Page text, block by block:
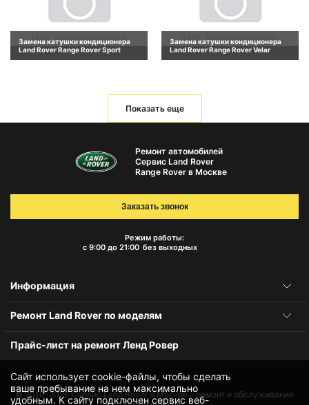
Замена катушки кондиционера
Land Rover Range Rover Sport
Замена катушки кондиционера
Land Rover Range Rover Velar
Показать еще
Сайт использует cookie-файлы, чтобы сделать
ваше пребывание на нем максимально
удобным. К cайту подключен сервис веб-
Ремонт автомобилей
Сервис Land Rover
Range Rover в Москве
Режим работы:
с 9:00 до 21:00 без выходных
Заказать звонок
Информация
Ремонт Land Rover по моделям
Прайс-лист на ремонт Ленд Ровер
© 2010-2026Сервис Land Rover в Москве – ремонт и обслуживание